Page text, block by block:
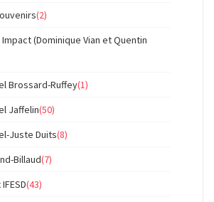
(2)
Impact (Dominique Vian et Quentin
Brossard-Ruffey(1)
Jaffelin(50)
Juste Duits(8)
Billaud(7)
(43)